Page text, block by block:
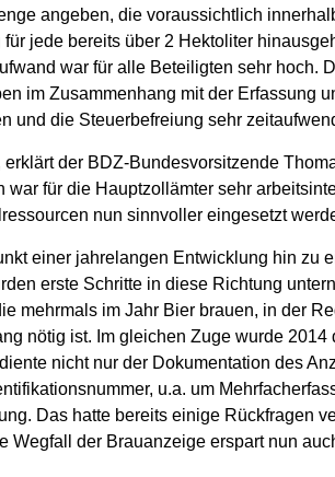
angeben, die voraussichtlich
jede bereits über 2 Hektoliter
war für alle Beteiligten sehr hoch.
im Zusammenhang mit der Erfassung
und die Steuerbefreiung sehr
der BDZ-Bundesvorsitzende
für die Hauptzollämter sehr
nun sinnvoller eingesetzt
einer jahrelangen Entwicklung hin zu
erste Schritte in diese Richtung
mehrmals im Jahr Bier brauen, in der
nötig ist. Im gleichen Zuge wurde 2014
nicht nur der Dokumentation des
u.a. um
Das hatte bereits einige Rückfragen
der Brauanzeige erspart nun